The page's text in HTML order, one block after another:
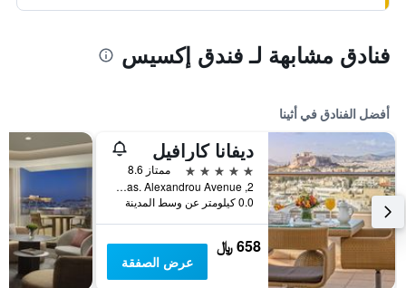
فنادق مشابهة لـ فندق إكسيس
أفضل الفنادق في أثينا
ديفانا كارافيل
5 نجوم
ممتاز 8.6
2, Vas. Alexandrou Avenue, أثينا, اليونان
0.0 كيلومتر عن وسط المدينة
658 ﷼
عرض الصفقة